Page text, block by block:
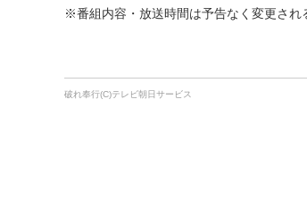
※番組内容・放送時間は予告なく変更され
破れ奉行(C)テレビ朝日サービス